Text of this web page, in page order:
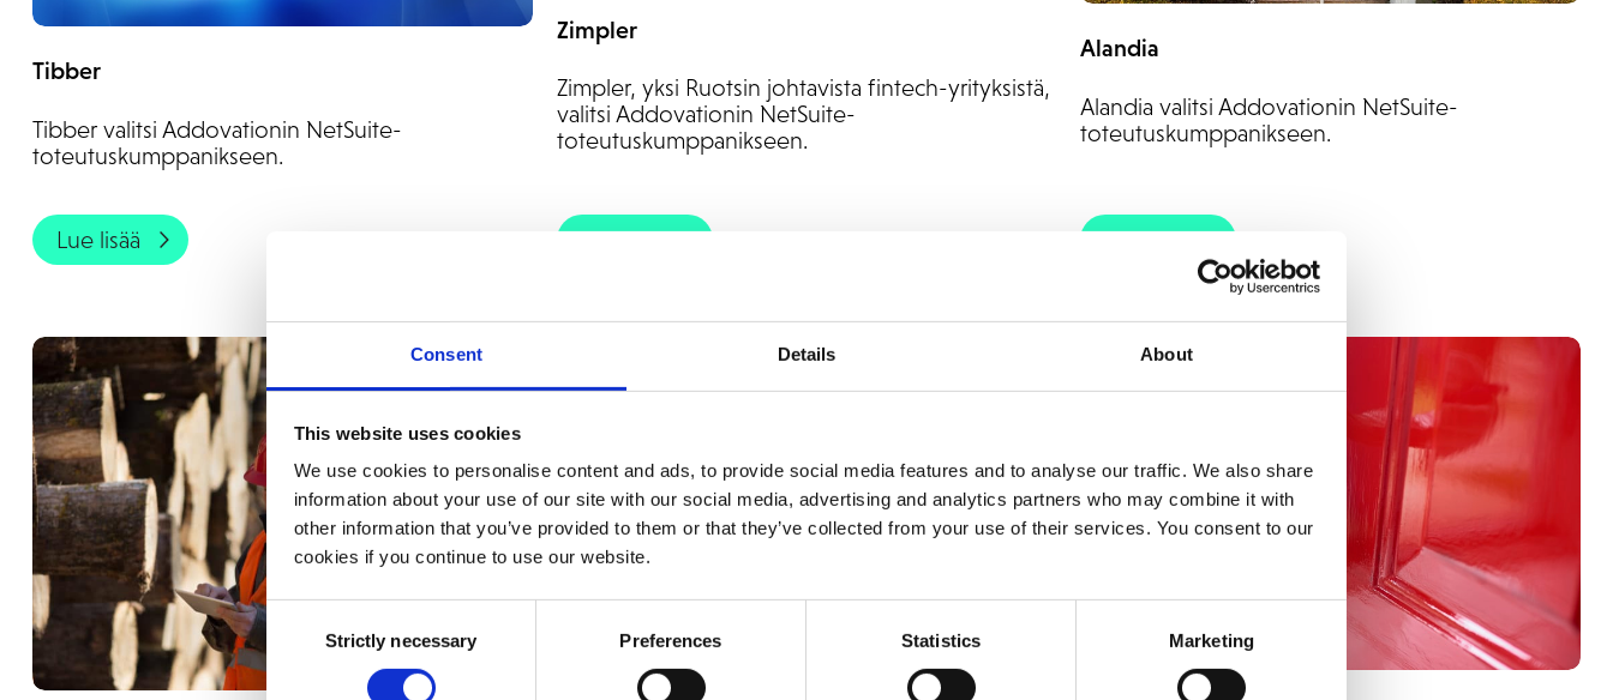
Consent Details About
This website uses cookies
We use cookies to personalise content and ads, to provide social media features and to analyse our traffic. We also share
information about your use of our site with our social media, advertising and analytics partners who may combine it with
other information that you’ve provided to them or that they’ve collected from your use of their services. You consent to our
cookies if you continue to use our website.
Consent
SelectionStrictly necessary Preferences Statistics Marketing
Lue lisää
Tibber
Tibber valitsi Addovationin NetSuite-
toteutuskumppanikseen.
Lue lisää
Zimpler
Zimpler, yksi Ruotsin johtavista fintech-yrityksistä,
valitsi Addovationin NetSuite-
toteutuskumppanikseen.
Lue lisää
Alandia
Alandia valitsi Addovationin NetSuite-
toteutuskumppanikseen.